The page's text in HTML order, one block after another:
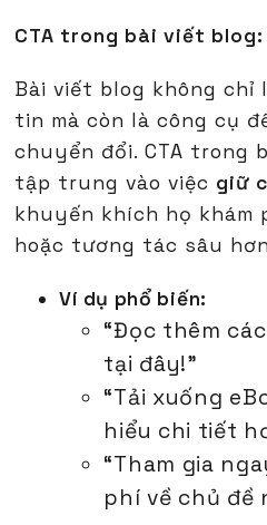
CTA trong bài viết blog:
Bài viết blog không chỉ
tin mà còn là công cụ
chuyển đổi. CTA trong
tập trung vào việc giữ
khuyến khích họ khám
hoặc tương tác sâu
Ví dụ phổ biến:
“Đọc thêm
tại đây!”
“Tải xuống
hiểu chi tiết
“Tham gia
phí về chủ đề